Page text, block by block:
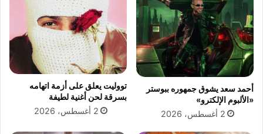
ي
أ
ذ
ا
ن
ا
ل
ف
ة
ا
ل
ن
ه
ئ
ي
أحمد سعد يشوق جمهوره ببوستر
«الألبوم الإلكترو»
2 أغسطس، 2026
تووليت يعلق على أزمة اتهامه
بسرقة لحن أغنية لطيفة
2 أغسطس، 2026